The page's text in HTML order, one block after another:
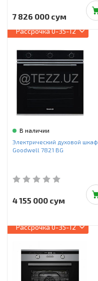
7 826 000 сум
Рассрочка0-35-12
В наличии
Электрический духовой шкаф
Goodwell 7821 BG
4 155 000 сум
Рассрочка0-35-12